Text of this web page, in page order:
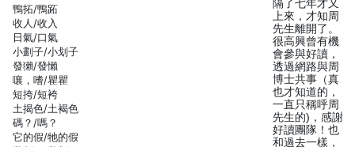
鴨拓/鴨跖
收人/收入
日氣/口氣
小劃子/小划子
發獺/發懶
嚷，嗜/瞿瞿
短挎/短袴
土揭色/土褐色
碼？/嗎？
它的假/牠的假
隔了七年才又
上來，才知周
先生離開了。
很高興曾有機
會參與好讀，
透過網路與周
博士共事（真
也才知道的，
一直只稱呼周
先生的)，感謝
好讀團隊！也
和過去一樣，